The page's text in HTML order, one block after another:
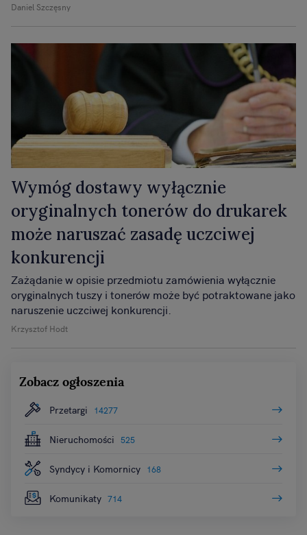
Daniel Szczęsny
Wymóg dostawy wyłącznie
oryginalnych tonerów do drukarek
może naruszać zasadę uczciwej
konkurencji
Krzysztof Hodt
Zażądanie w opisie przedmiotu zamówienia wyłącznie
oryginalnych tuszy i tonerów może być potraktowane jako
naruszenie uczciwej konkurencji.
Zobacz ogłoszenia
Przetargi 14277
Nieruchomości 525
Syndycy i Komornicy 168
Komunikaty 714